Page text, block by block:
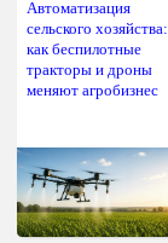
Автоматизация
сельского хозяйства:
как беспилотные
тракторы и дроны
меняют агробизнес